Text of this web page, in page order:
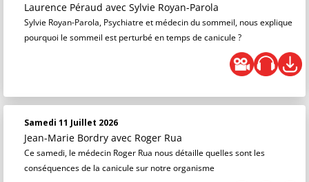
Laurence Péraud avec Sylvie Royan-Parola
Sylvie Royan-Parola, Psychiatre et médecin du sommeil, nous explique
pourquoi le sommeil est perturbé en temps de canicule ?
Samedi 11 Juillet 2026
Jean-Marie Bordry avec Roger Rua
Ce samedi, le médecin Roger Rua nous détaille quelles sont les
conséquences de la canicule sur notre organisme